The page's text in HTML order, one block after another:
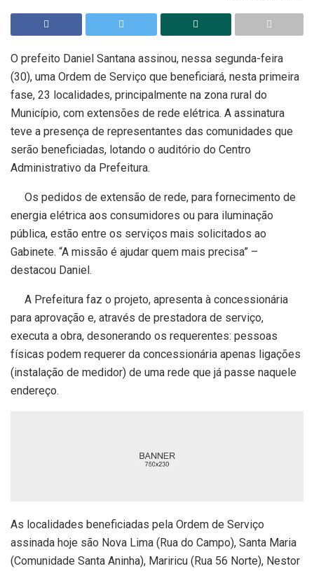
O prefeito Daniel Santana assinou, nessa segunda-feira
(30), uma Ordem de Serviço que beneficiará, nesta primeira
fase, 23 localidades, principalmente na zona rural do
Município, com extensões de rede elétrica. A assinatura
teve a presença de representantes das comunidades que
serão beneficiadas, lotando o auditório do Centro
Administrativo da Prefeitura.
Os pedidos de extensão de rede, para fornecimento de
energia elétrica aos consumidores ou para iluminação
pública, estão entre os serviços mais solicitados ao
Gabinete. “A missão é ajudar quem mais precisa” –
destacou Daniel.
A Prefeitura faz o projeto, apresenta à concessionária
para aprovação e, através de prestadora de serviço,
executa a obra, desonerando os requerentes: pessoas
físicas podem requerer da concessionária apenas ligações
(instalação de medidor) de uma rede que já passe naquele
endereço.
As localidades beneficiadas pela Ordem de Serviço
assinada hoje são Nova Lima (Rua do Campo), Santa Maria
(Comunidade Santa Aninha), Mariricu (Rua 56 Norte), Nestor